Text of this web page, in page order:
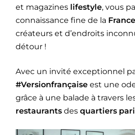
et magazines lifestyle, vous
connaissance fine de la France
créateurs et d’endroits
détour !
Avec un invité exceptionnel
#Versionfrançaise est une
grâce à une balade à travers
restaurants des quartiers